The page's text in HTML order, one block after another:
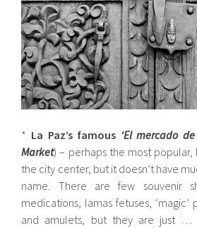
* La Paz’s famous ‘El mercado
Market) – perhaps the most
the city center, but it doesn’t have
name. There are few souvenir
medications, lamas fetuses, ‘magic’
and amulets, but they are just …